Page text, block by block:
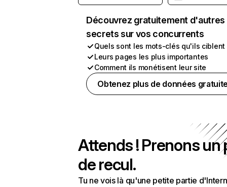
Découvrez gratuitement d'autres
secrets sur vos concurrents
Quels sont les mots-clés qu'ils ciblent
Leurs pages les plus importantes
Comment ils monétisent leur site
Obtenez plus de données
Attends ! Prenons un
de recul.
Tu ne vois là qu'une petite partie